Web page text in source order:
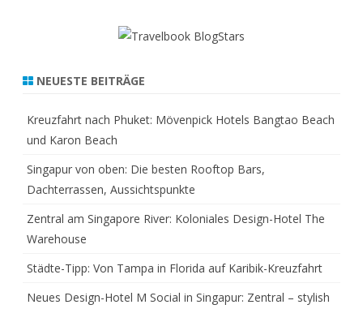
NEUESTE BEITRÄGE
Kreuzfahrt nach Phuket: Mövenpick Hotels Bangtao Beach
und Karon Beach
Singapur von oben: Die besten Rooftop Bars,
Dachterrassen, Aussichtspunkte
Zentral am Singapore River: Koloniales Design-Hotel The
Warehouse
Städte-Tipp: Von Tampa in Florida auf Karibik-Kreuzfahrt
Neues Design-Hotel M Social in Singapur: Zentral – stylish